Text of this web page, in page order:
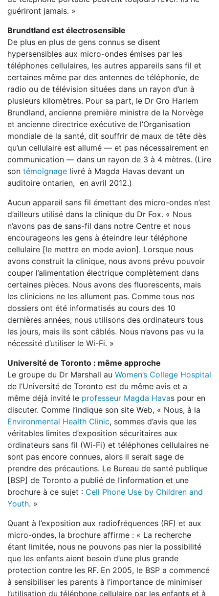
guériront jamais. »
Brundtland est électrosensible
De plus en plus de gens connus se disent
hypersensibles aux micro-ondes émises par les
téléphones cellulaires, les autres appareils sans fil et
certaines même par des antennes de téléphonie, de
radio ou de télévision situées dans un rayon d’un à
plusieurs kilomètres. Pour sa part, le Dr Gro Harlem
Brundland, ancienne première ministre de la Norvège
et ancienne directrice exécutive de l’Organisation
mondiale de la santé, dit souffrir de maux de tête dès
qu’un cellulaire est allumé — et pas nécessairement en
communication — dans un rayon de 3 à 4 mètres. (Lire
son témoignage livré à Magda Havas devant un
auditoire ontarien, en avril 2012.)
Aucun appareil sans fil émettant des micro-ondes n’est
d’ailleurs utilisé dans la clinique du Dr Fox. « Nous
n’avons pas de sans-fil dans notre Centre et nous
encourageons les gens à éteindre leur téléphone
cellulaire [le mettre en mode avion]. Lorsque nous
avons construit la clinique, nous avons prévu pouvoir
couper l’alimentation électrique complètement dans
certaines pièces. Nous avons des fluorescents, mais
les cliniciens ne les allument pas. Comme tous nos
dossiers ont été informatisés au cours des 10
dernières années, nous utilisons des ordinateurs tous
les jours, mais ils sont câblés. Nous n’avons pas vu la
nécessité d’utiliser le Wi-Fi. »
Université de Toronto : même approche
Le groupe du Dr Marshall au Women’s College Hospital
de l’Université de Toronto est du même avis et a
même déjà invité le professeur Magda Havas pour en
discuter. Comme l’indique son site Web, « Nous, à la
Environmental Health Clinic, sommes d’avis que les
véritables limites d’exposition sécuritaires aux
ordinateurs sans fil (Wi-Fi) et téléphones cellulaires ne
sont pas encore connues, alors il serait sage de
prendre des précautions. Le Bureau de santé publique
[BSP] de Toronto a publié de l’information et une
brochure à ce sujet : Cell Phone Use by Children and
Youth. »
Quant à l’exposition aux radiofréquences (RF) et aux
micro-ondes, la brochure affirme : « La recherche
étant limitée, nous ne pouvons pas nier la possibilité
que les enfants aient besoin d’une plus grande
protection contre les RF. En 2005, le BSP a commencé
à sensibiliser les parents à l’importance de minimiser
l’utilisation du téléphone cellulaire par les enfants et à